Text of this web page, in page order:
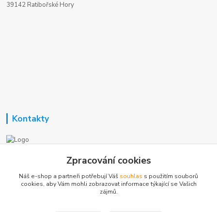
39142 Ratibořské Hory
Kontakty
+420 723 362 738
Zpracování cookies
Náš e-shop a partneři potřebují Váš souhlas s použitím souborů
cookies, aby Vám mohli zobrazovat informace týkající se Vašich
zájmů.